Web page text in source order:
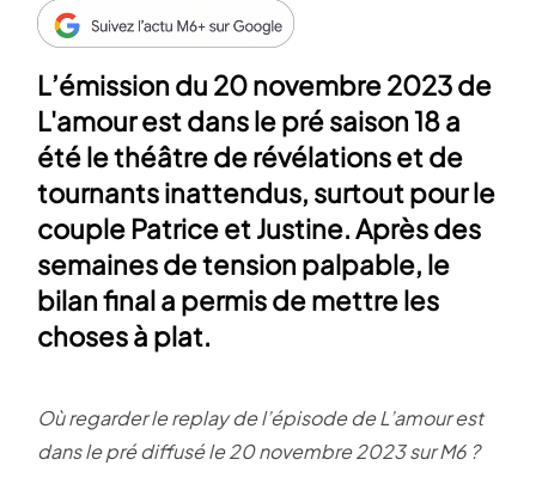
L’émission du 20 novembre 2023 de
L'amour est dans le pré saison 18 a
été le théâtre de révélations et de
tournants inattendus, surtout pour le
couple Patrice et Justine. Après des
semaines de tension palpable, le
bilan final a permis de mettre les
choses à plat.
Où regarder le replay de l’épisode de L’amour est
dans le pré diffusé le 20 novembre 2023 sur M6 ?